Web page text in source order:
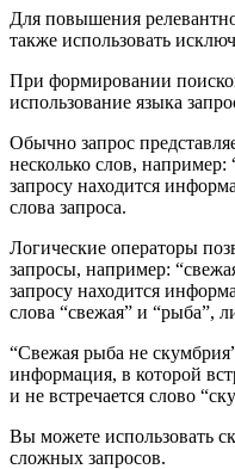
Для повышения
также использовать
При формировании
использование языка
Обычно запрос
несколько слов,
запросу находится
слова запроса.
Логические операторы
запросы, например:
запросу находится
слова “свежая” и “рыба”,
“Свежая рыба не
информация, в которой
и не встречается слово
Вы можете использовать
сложных запросов.